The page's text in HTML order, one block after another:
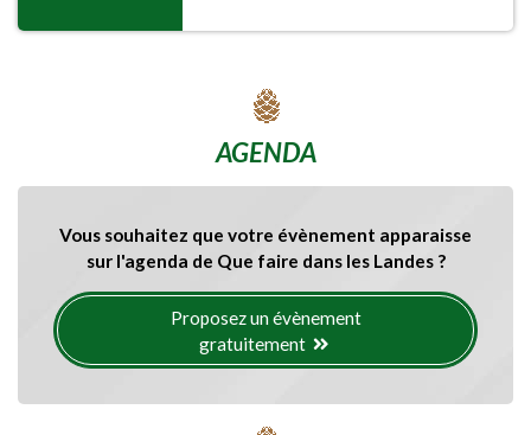
AGENDA
Vous souhaitez que votre évènement apparaisse
sur l'agenda de Que faire dans les Landes ?
Proposez un évènement
gratuitement